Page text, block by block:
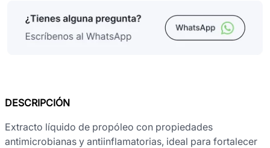
DESCRIPCIÓN
Extracto líquido de propóleo con propiedades
antimicrobianas y antiinflamatorias, ideal para fortalecer